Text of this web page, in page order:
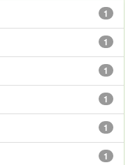
1
1
1
1
1
1